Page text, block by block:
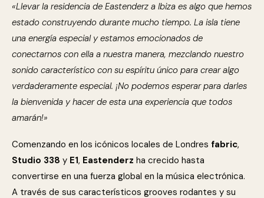
«Llevar la residencia de Eastenderz a Ibiza es algo que hemos
estado construyendo durante mucho tiempo. La isla tiene
una energía especial y estamos emocionados de
conectarnos con ella a nuestra manera, mezclando nuestro
sonido característico con su espíritu único para crear algo
verdaderamente especial. ¡No podemos esperar para darles
la bienvenida y hacer de esta una experiencia que todos
amarán!»
Comenzando en los icónicos locales de Londres fabric,
Studio 338 y E1, Eastenderz ha crecido hasta
convertirse en una fuerza global en la música electrónica.
A través de sus característicos grooves rodantes y su